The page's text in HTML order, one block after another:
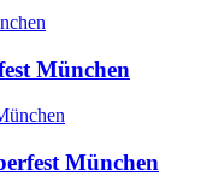
München
München